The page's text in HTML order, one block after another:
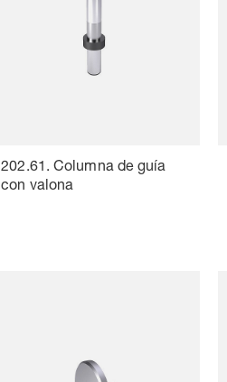
202.61. Columna de guía
con valona